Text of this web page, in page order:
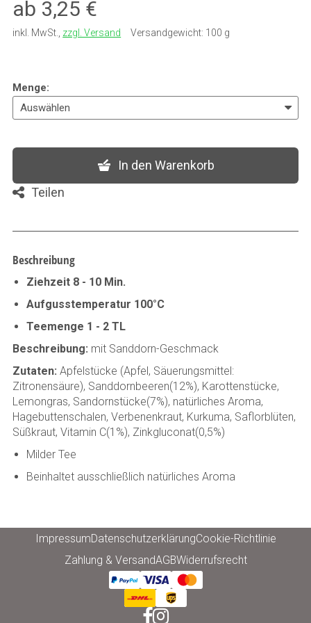
ab 3,25 €
inkl. MwSt. zzgl. Versand Versandgewicht: 100 g
Menge:
In den Warenkorb
Teilen
Beschreibung
Ziehzeit 8 - 10 Min.
Aufgusstemperatur 100°C
Teemenge 1 - 2 TL
Beschreibung: mit Sanddorn-Geschmack
Zutaten: Apfelstücke (Apfel, Säuerungsmittel:
Zitronensäure), Sanddornbeeren(12%), Karottenstücke,
Lemongras, Sandornstücke(7%), natürliches Aroma,
Hagebuttenschalen, Verbenenkraut, Kurkuma, Saflorblüten,
Süßkraut, Vitamin C(1%), Zinkgluconat(0,5%)
Milder Tee
Beinhaltet ausschließlich natürliches Aroma
ImpressumDatenschutzerklärungCookie-Richtlinie
Zahlung & VersandAGBWiderrufsrecht